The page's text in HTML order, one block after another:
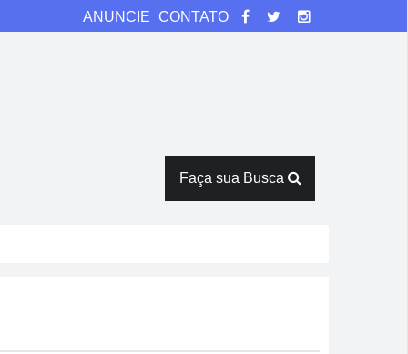
ANUNCIE CONTATO
Faça sua Busca